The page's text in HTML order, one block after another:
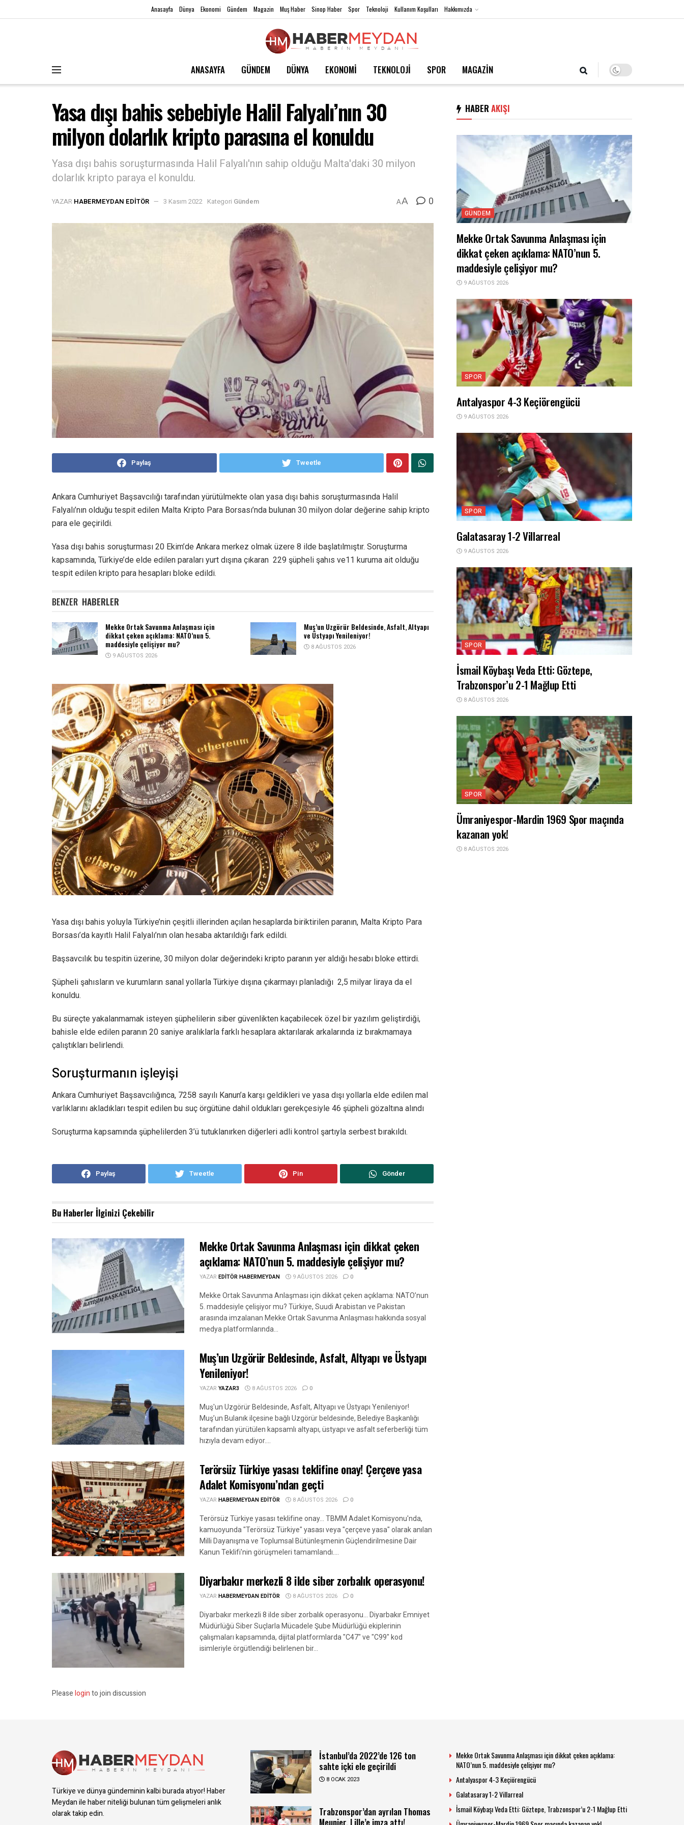
Anasayfa Dünya Ekonomi Gündem Magazin Muş Haber Sinop Haber Spor Teknoloji Kullanım Koşulları Hakkımızda
ANASAYFA GÜNDEM DÜNYA EKONOMİ TEKNOLOJİ SPOR MAGAZİN
Yasa dışı bahis sebebiyle Halil Falyalı’nın 30
milyon dolarlık kripto parasına el konuldu
Yasa dışı bahis soruşturmasında Halil Falyalı'nın sahip olduğu Malta'daki 30 milyon
dolarlık kripto paraya el konuldu.
YAZAR HABERMEYDAN EDITÖR 3 Kasım 2022 Kategori Gündem AA 0
Paylaş Tweetle
Ankara Cumhuriyet Başsavcılığı tarafından yürütülmekte olan yasa dışı bahis soruşturmasında Halil
Falyalı’nın olduğu tespit edilen Malta Kripto Para Borsası’nda bulunan 30 milyon dolar değerine sahip kripto
para ele geçirildi.
Yasa dışı bahis soruşturması 20 Ekim’de Ankara merkez olmak üzere 8 ilde başlatılmıştır. Soruşturma
kapsamında, Türkiye’de elde edilen paraları yurt dışına çıkaran 229 şüpheli şahıs ve11 kuruma ait olduğu
tespit edilen kripto para hesapları bloke edildi.
BENZER HABERLER
Mekke Ortak Savunma Anlaşması için
dikkat çeken açıklama: NATO’nun 5.
maddesiyle çelişiyor mu?
9 AĞUSTOS 2026
Muş’un Uzgörür Beldesinde, Asfalt, Altyapı
ve Üstyapı Yenileniyor!
8 AĞUSTOS 2026
Yasa dışı bahis yoluyla Türkiye’nin çeşitli illerinden açılan hesaplarda biriktirilen paranın, Malta Kripto Para
Borsası’da kayıtlı Halil Falyalı’nın olan hesaba aktarıldığı fark edildi.
Başsavcılık bu tespitin üzerine, 30 milyon dolar değerindeki kripto paranın yer aldığı hesabı bloke ettirdi.
Şüpheli şahısların ve kurumların sanal yollarla Türkiye dışına çıkarmayı planladığı 2,5 milyar liraya da el
konuldu.
Bu süreçte yakalanmamak isteyen şüphelilerin siber güvenlikten kaçabilecek özel bir yazılım geliştirdiği,
bahisle elde edilen paranın 20 saniye aralıklarla farklı hesaplara aktarılarak arkalarında iz bırakmamaya
çalıştıkları belirlendi.
Soruşturmanın işleyişi
Ankara Cumhuriyet Başsavcılığınca, 7258 sayılı Kanun’a karşı geldikleri ve yasa dışı yollarla elde edilen mal
varlıklarını akladıkları tespit edilen bu suç örgütüne dahil oldukları gerekçesiyle 46 şüpheli gözaltına alındı
Soruşturma kapsamında şüphelilerden 3’ü tutuklanırken diğerleri adli kontrol şartıyla serbest bırakıldı.
Paylaş Tweetle Pin Gönder
Bu Haberler İlginizi Çekebilir
Mekke Ortak Savunma Anlaşması için dikkat çeken
açıklama: NATO’nun 5. maddesiyle çelişiyor mu?
YAZAR EDITÖR HABERMEYDAN 9 AĞUSTOS 2026 0
Mekke Ortak Savunma Anlaşması için dikkat çeken açıklama: NATO’nun
5. maddesiyle çelişiyor mu? Türkiye, Suudi Arabistan ve Pakistan
arasında imzalanan Mekke Ortak Savunma Anlaşması hakkında sosyal
medya platformlarında...
Muş’un Uzgörür Beldesinde, Asfalt, Altyapı ve Üstyapı
Yenileniyor!
YAZAR YAZAR3 8 AĞUSTOS 2026 0
Muş'un Uzgörür Beldesinde, Asfalt, Altyapı ve Üstyapı Yenileniyor!
Muş’un Bulanık ilçesine bağlı Uzgörür beldesinde, Belediye Başkanlığı
tarafından yürütülen kapsamlı altyapı, üstyapı ve asfalt seferberliği tüm
hızıyla devam ediyor....
Terörsüz Türkiye yasası teklifine onay! Çerçeve yasa
Adalet Komisyonu’ndan geçti
YAZAR HABERMEYDAN EDITÖR 8 AĞUSTOS 2026 0
Terörsüz Türkiye yasası teklifine onay... TBMM Adalet Komisyonu'nda,
kamuoyunda "Terörsüz Türkiye" yasası veya "çerçeve yasa" olarak anılan
Milli Dayanışma ve Toplumsal Bütünleşmenin Güçlendirilmesine Dair
Kanun Teklifi'nin görüşmeleri tamamlandı....
Diyarbakır merkezli 8 ilde siber zorbalık operasyonu!
YAZAR HABERMEYDAN EDITÖR 8 AĞUSTOS 2026 0
Diyarbakır merkezli 8 ilde siber zorbalık operasyonu... Diyarbakır Emniyet
Müdürlüğü Siber Suçlarla Mücadele Şube Müdürlüğü ekiplerinin
çalışmaları kapsamında, dijital platformlarda "C47" ve "C99" kod
isimleriyle örgütlendiği belirlenen bir...
Pleaseloginto join discussion
HABER AKIŞI
GÜNDEM
Mekke Ortak Savunma Anlaşması için
dikkat çeken açıklama: NATO’nun 5.
maddesiyle çelişiyor mu?
9 AĞUSTOS 2026
SPOR
Antalyaspor 4-3 Keçiörengücü
9 AĞUSTOS 2026
SPOR
Galatasaray 1-2 Villarreal
9 AĞUSTOS 2026
SPOR
İsmail Köybaşı Veda Etti: Göztepe,
Trabzonspor’u 2-1 Mağlup Etti
8 AĞUSTOS 2026
SPOR
Ümraniyespor-Mardin 1969 Spor maçında
kazanan yok!
8 AĞUSTOS 2026
Türkiye ve dünya gündeminin kalbi burada atıyor! Haber
Meydan ile haber niteliği bulunan tüm gelişmeleri anlık
olarak takip edin.
İstanbul’da 2022’de 126 ton
sahte içki ele geçirildi
8 OCAK 2023
Trabzonspor’dan ayrılan Thomas
Meunier, Lille’e imza attı!
Mekke Ortak Savunma Anlaşması için dikkat çeken açıklama:
NATO’nun 5. maddesiyle çelişiyor mu?
Antalyaspor 4-3 Keçiörengücü
Galatasaray 1-2 Villarreal
İsmail Köybaşı Veda Etti: Göztepe, Trabzonspor’u 2-1 Mağlup Etti